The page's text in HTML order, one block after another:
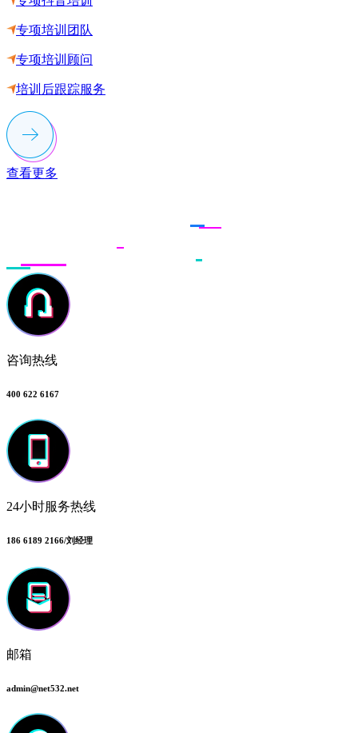
专项培训团队
专项培训顾问
培训后跟踪服务
查看更多
咨询热线
400 622 6167
24小时服务热线
186 6189 2166/刘经理
邮箱
admin@net532.net